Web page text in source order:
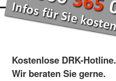
Kostenlose DRK-Hotline.
Wir beraten Sie gerne.